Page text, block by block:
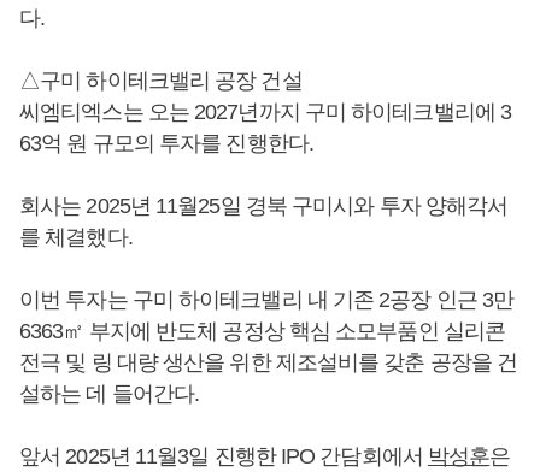
다.
△구미 하이테크밸리 공장 건설
씨엠티엑스는 오는 2027년까지 구미 하이테크밸리에 3
63억 원 규모의 투자를 진행한다.
회사는 2025년 11월25일 경북 구미시와 투자 양해각서
를 체결했다.
이번 투자는 구미 하이테크밸리 내 기존 2공장 인근 3만
6363㎡ 부지에 반도체 공정상 핵심 소모부품인 실리콘
전극 및 링 대량 생산을 위한 제조설비를 갖춘 공장을 건
설하는 데 들어간다.
앞서 2025년 11월3일 진행한 IPO 간담회에서 박성훈은